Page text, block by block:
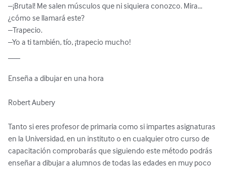
–¡Brutal! Me salen músculos que ni siquiera conozco. Mira...
¿cómo se llamará este?
–Trapecio.
–Yo a ti también, tío, ¡trapecio mucho!
Enseña a dibujar en una hora
Robert Aubery
Tanto si eres profesor de primaria como si impartes asignaturas
en la Universidad, en un instituto o en cualquier otro curso de
capacitación comprobarás que siguiendo este método podrás
enseñar a dibujar a alumnos de todas las edades en muy poco